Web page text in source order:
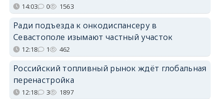
14:03 0 1563
Ради подъезда к онкодиспансеру в
Севастополе изымают частный участок
12:18 1 462
Российский топливный рынок ждёт глобальная
перенастройка
12:18 3 1897